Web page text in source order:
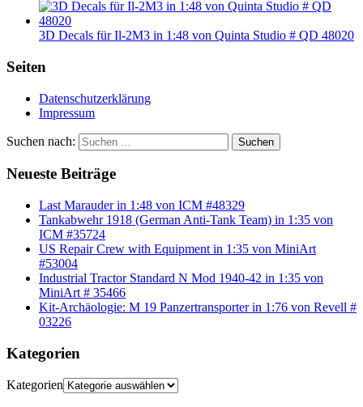
3D Decals für Il-2M3 in 1:48 von Quinta Studio # QD 48020
Seiten
Datenschutzerklärung
Impressum
Suchen nach: Suchen
Neueste Beiträge
Last Marauder in 1:48 von ICM #48329
Tankabwehr 1918 (German Anti-Tank Team) in 1:35 von
ICM #35724
US Repair Crew with Equipment in 1:35 von MiniArt
#53004
Industrial Tractor Standard N Mod 1940-42 in 1:35 von
MiniArt # 35466
Kit-Archäologie: M 19 Panzertransporter in 1:76 von Revell #
03226
Kategorien
Kategorien